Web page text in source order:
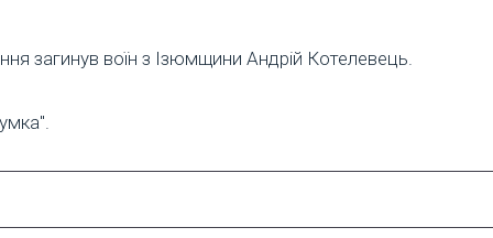
загинув воїн з Ізюмщини Андрій Котелевець.